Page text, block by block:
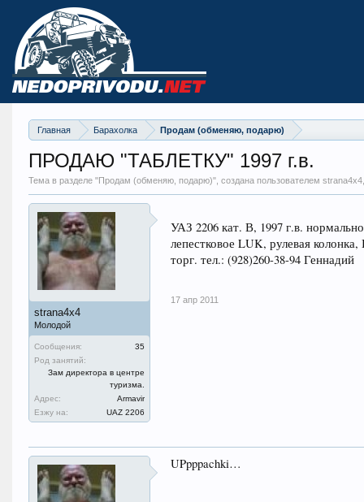
Главная Барахолка Продам (обменяю, подарю)
ПРОДАЮ "ТАБЛЕТКУ" 1997 г.в.
Тема в разделе "Продам (обменяю, подарю)", создана пользователем
strana4x4
Молодой
Сообщения:
35
Род занятий:
Зам директора в центре
туризма.
Адрес:
Armavir
Езжу на:
UAZ 2206
УАЗ 2206 кат. В, 1997 г.в.
лепестковое LUK, рулевая
торг. тел.: (928)260-38-94 Геннадий
17 апр 2011
UPpppachki…